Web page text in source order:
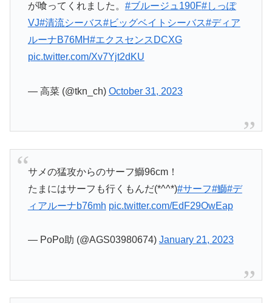
が喰ってくれました。 #ブルージュ190F#しっぽ
VJ#清流シーバス#ビッグベイトシーバス#ディア
ルーナB76MH#エクスセンスDCXG
pic.twitter.com/Xv7Yjt2dKU
— 高菜 (@tkn_ch) October 31, 2023
サメの猛攻からのサーフ鰤96cm！
たまにはサーフも行くもんだ(*^^*)#サーフ#鰤#デ
ィアルーナb76mh pic.twitter.com/EdF29OwEap
— PoPo助 (@AGS03980674) January 21, 2023